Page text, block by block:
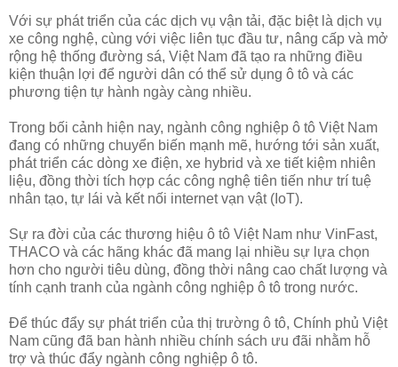
Với sự phát triển của các dịch vụ vận tải, đặc biệt là dịch vụ
xe công nghệ, cùng với việc liên tục đầu tư, nâng cấp và mở
rộng hệ thống đường sá, Việt Nam đã tạo ra những điều
kiện thuận lợi để người dân có thể sử dụng ô tô và các
phương tiện tự hành ngày càng nhiều.
Trong bối cảnh hiện nay, ngành công nghiệp ô tô Việt Nam
đang có những chuyển biến mạnh mẽ, hướng tới sản xuất,
phát triển các dòng xe điện, xe hybrid và xe tiết kiệm nhiên
liệu, đồng thời tích hợp các công nghệ tiên tiến như trí tuệ
nhân tạo, tự lái và kết nối internet vạn vật (IoT).
Sự ra đời của các thương hiệu ô tô Việt Nam như VinFast,
THACO và các hãng khác đã mang lại nhiều sự lựa chọn
hơn cho người tiêu dùng, đồng thời nâng cao chất lượng và
tính cạnh tranh của ngành công nghiệp ô tô trong nước.
Để thúc đẩy sự phát triển của thị trường ô tô, Chính phủ Việt
Nam cũng đã ban hành nhiều chính sách ưu đãi nhằm hỗ
trợ và thúc đẩy ngành công nghiệp ô tô.